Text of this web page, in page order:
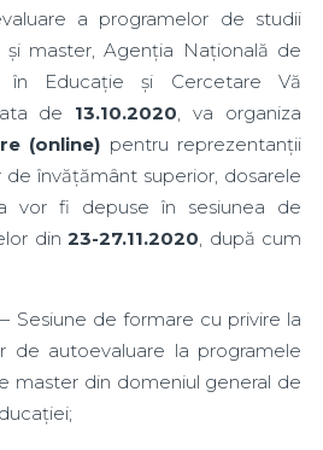
a programelor de studii
master, Agenția Națională de
în Educație și Cercetare Vă
de 13.10.2020, va organiza
(online) pentru reprezentanții
de învățământ superior, dosarele
vor fi depuse în sesiunea de
din 23-27.11.2020, după cum
Sesiune de formare cu privire la
de autoevaluare la programele
master din domeniul general de